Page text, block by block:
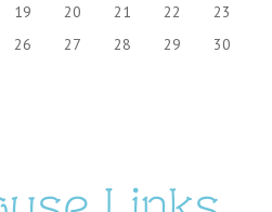
19 20 21 22
23
26 27 28 29
30